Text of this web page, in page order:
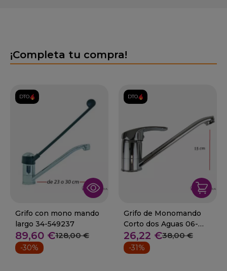
¡Completa tu compra!
DTO.
Grifo con mono mando
largo 34-549237
89,60 €128,00 €
-30%
DTO.
Grifo de Monomando
Corto dos Aguas 06-
463602
26,22 €38,00 €
-31%